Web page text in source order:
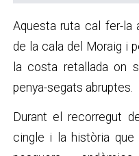
Aquesta ruta cal fer-la
de la cala del Moraig i
la costa retallada on
penya-segats abruptes.
Durant el recorregut
cingle i la història que